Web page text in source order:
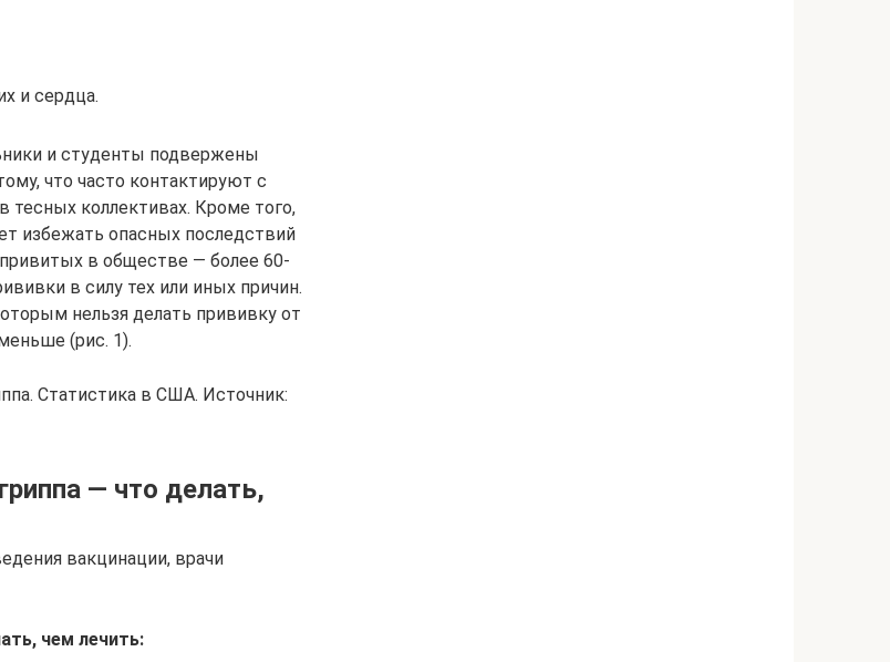
и сердца.
и студенты подвержены
что часто контактируют с
коллективах. Кроме того,
избежать опасных последствий
в обществе — более 60-
в силу тех или иных причин.
нельзя делать прививку от
(рис. 1).
Статистика в США. Источник:
— что делать,
вакцинации, врачи
чем лечить: